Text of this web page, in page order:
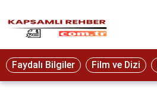
Eğitim
Ekonomi
Faydalı Bilgiler Film ve Dizi